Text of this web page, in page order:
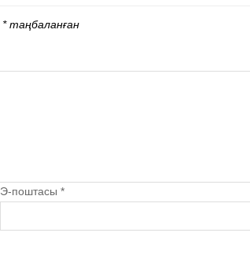
*таңбаланған
Э-поштасы*